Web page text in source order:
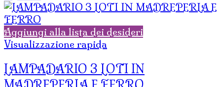
Aggiungi alla lista dei desideri
Visualizzazione rapida
LAMPADARIO 3 LOTI IN